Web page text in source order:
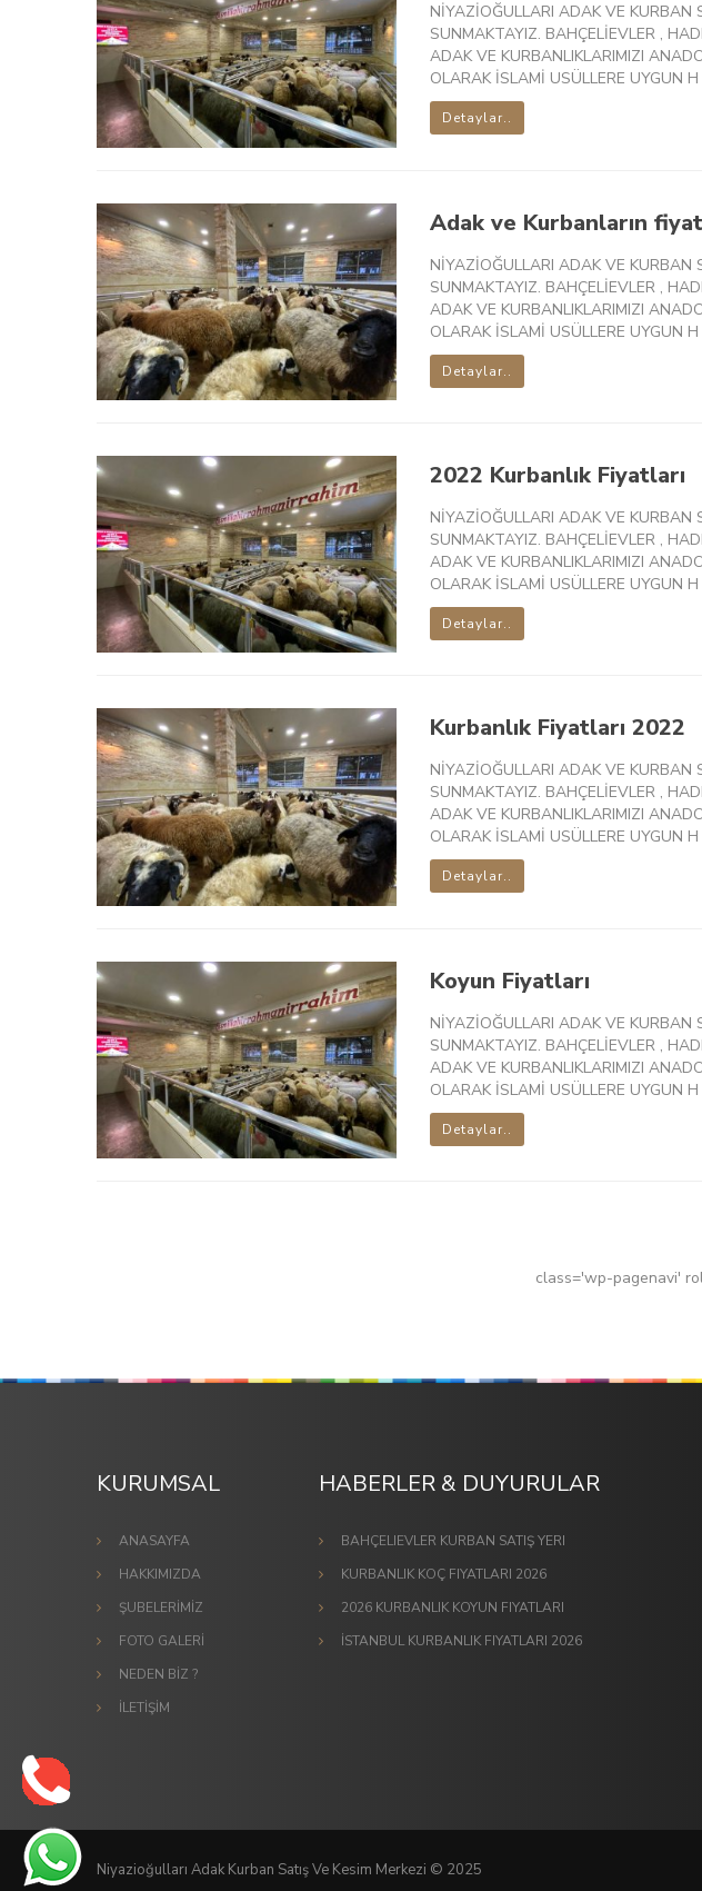
NİYAZİOĞULLARI ADAK VE KURBAN
SUNMAKTAYIZ. BAHÇELİEVLER ,
ADAK VE KURBANLIKLARIMIZI
OLARAK İSLAMİ USÜLLERE UYGUN H
Detaylar..
Adak ve Kurbanların
NİYAZİOĞULLARI ADAK VE KURBAN
SUNMAKTAYIZ. BAHÇELİEVLER ,
ADAK VE KURBANLIKLARIMIZI
OLARAK İSLAMİ USÜLLERE UYGUN H
Detaylar..
2022 Kurbanlık Fiyatları
NİYAZİOĞULLARI ADAK VE KURBAN
SUNMAKTAYIZ. BAHÇELİEVLER ,
ADAK VE KURBANLIKLARIMIZI
OLARAK İSLAMİ USÜLLERE UYGUN H
Detaylar..
Kurbanlık Fiyatları 2022
NİYAZİOĞULLARI ADAK VE KURBAN
SUNMAKTAYIZ. BAHÇELİEVLER ,
ADAK VE KURBANLIKLARIMIZI
OLARAK İSLAMİ USÜLLERE UYGUN H
Detaylar..
Koyun Fiyatları
NİYAZİOĞULLARI ADAK VE KURBAN
SUNMAKTAYIZ. BAHÇELİEVLER ,
ADAK VE KURBANLIKLARIMIZI
OLARAK İSLAMİ USÜLLERE UYGUN H
Detaylar..
class='wp-pagenavi'
KURUMSAL
ANASAYFA
HAKKIMIZDA
ŞUBELERİMİZ
FOTO GALERİ
NEDEN BİZ ?
İLETİŞİM
HABERLER & DUYURULAR
BAHÇELIEVLER KURBAN SATIŞ YERI
KURBANLIK KOÇ FIYATLARI 2026
2026 KURBANLIK KOYUN FIYATLARI
İSTANBUL KURBANLIK FIYATLARI 2026
Niyazioğulları Adak Kurban Satış Ve Kesim Merkezi © 2025